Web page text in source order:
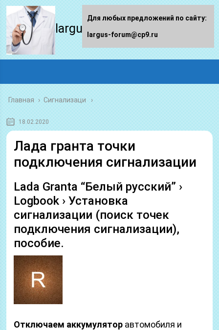
largus-forum.ru
Главная › Сигнализаци
18.02.2020
Лада гранта точки
подключения сигнализации
Lada Granta “Белый русский” ›
Logbook › Установка
сигнализации (поиск точек
подключения сигнализации),
пособие.
Отключаем аккумулятор автомобиля и
Для любых предложений по сайту:
largus-forum@cp9.ru